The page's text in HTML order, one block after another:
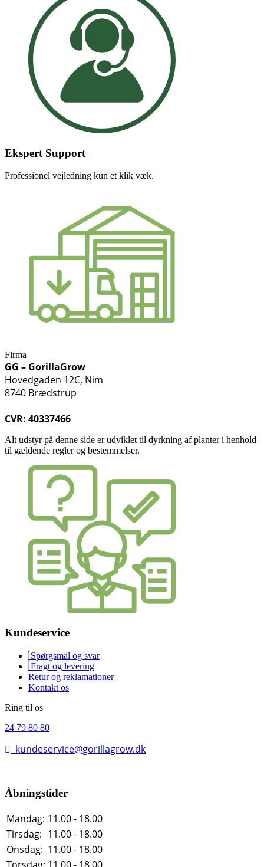
Ekspert Support
Professionel vejledning kun et klik væk.
Firma
GG – GorillaGrow
Hovedgaden 12C, Nim
8740 Brædstrup
CVR: 40337466
Alt udstyr på denne side er udviklet til dyrkning af planter i henhold
til gældende regler og bestemmelser.
Kundeservice
Spørgsmål og svar
Fragt og levering
Retur og reklamationer
Kontakt os
Ring til os
24 79 80 80
kundeservice@gorillagrow.dk
Åbningstider
Mandag: 11.00 - 18.00
Tirsdag: 11.00 - 18.00
Onsdag: 11.00 - 18.00